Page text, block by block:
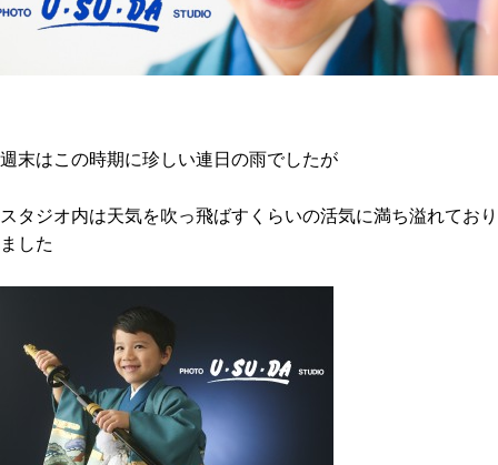
週末はこの時期に珍しい連日の雨でしたが
スタジオ内は天気を吹っ飛ばすくらいの活気に満ち溢れており
ました